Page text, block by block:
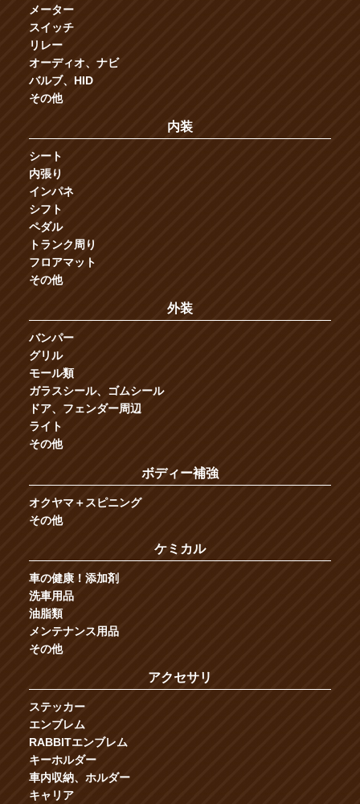
メーター
スイッチ
リレー
オーディオ、ナビ
バルブ、HID
その他
内装
シート
内張り
インパネ
シフト
ペダル
トランク周り
フロアマット
その他
外装
バンパー
グリル
モール類
ガラスシール、ゴムシール
ドア、フェンダー周辺
ライト
その他
ボディー補強
オクヤマ＋スピニング
その他
ケミカル
車の健康！添加剤
洗車用品
油脂類
メンテナンス用品
その他
アクセサリ
ステッカー
エンブレム
RABBITエンブレム
キーホルダー
車内収納、ホルダー
キャリア